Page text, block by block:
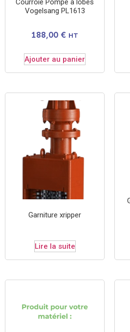
Courroie Pompe à lobes
Vogelsang PL1613
188,00 € HT
Ajouter au panier
Garniture xripper
Lire la suite